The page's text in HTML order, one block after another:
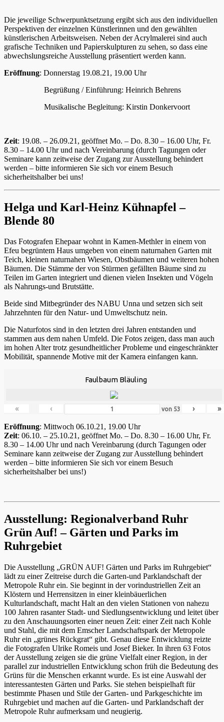
Die jeweilige Schwerpunktsetzung ergibt sich aus den individuellen
Perspektiven der einzelnen Künstlerinnen und den gewählten
künstlerischen Arbeitsweisen. Neben der Acrylmalerei sind auch
grafische Techniken und Papierskulpturen zu sehen, so dass eine
abwechslungsreiche Ausstellung präsentiert werden kann.
Eröffnung: Donnerstag 19.08.21, 19.00 Uhr
Begrüßung / Einführung: Heinrich Behrens
Musikalische Begleitung: Kirstin Donkervoort
Zeit: 19.08. – 26.09.21, geöffnet Mo. – Do. 8.30 – 16.00 Uhr, Fr.
8.30 – 14.00 Uhr und nach Vereinbarung (durch Tagungen oder
Seminare kann zeitweise der Zugang zur Ausstellung behindert
werden – bitte informieren Sie sich vor einem Besuch
sicherheitshalber bei uns!
Helga und Karl-Heinz Kühnapfel –
Blende 80
Das Fotografen Ehepaar wohnt in Kamen-Methler in einem von
Efeu begrüntem Haus umgeben von einem naturnahen Garten mit
Teich, kleinen naturnahen Wiesen, Obstbäumen und weiteren hohen
Bäumen. Die Stämme der von Stürmen gefällten Bäume sind zu
Teilen im Garten integriert und dienen vielen Insekten und Vögeln
als Nahrungs-und Brutstätte.
Beide sind Mitbegründer des NABU Unna und setzen sich seit
Jahrzehnten für den Natur- und Umweltschutz nein.
Die Naturfotos sind in den letzten drei Jahren entstanden und
stammen aus dem nahen Umfeld. Die Fotos zeigen, dass man auch
im hohen Alter trotz gesundheitlicher Probleme und eingeschränkter
Mobilität, spannende Motive mit der Kamera einfangen kann.
Faulbaum Bläuling
« ‹ von 53 › »
Eröffnung: Mittwoch 06.10.21, 19.00 Uhr
Zeit: 06.10. – 25.10.21, geöffnet Mo. – Do. 8.30 – 16.00 Uhr, Fr.
8.30 – 14.00 Uhr und nach Vereinbarung (durch Tagungen oder
Seminare kann zeitweise der Zugang zur Ausstellung behindert
werden – bitte informieren Sie sich vor einem Besuch
sicherheitshalber bei uns!)
Ausstellung: Regionalverband Ruhr
Grün Auf! – Gärten und Parks im
Ruhrgebiet
Die Ausstellung „GRÜN AUF! Gärten und Parks im Ruhrgebiet“
lädt zu einer Zeitreise durch die Garten-und Parklandschaft der
Metropole Ruhr ein. Sie beginnt in der vorindustriellen Zeit an
Klöstern und Herrensitzen in einer kleinbäuerlichen
Kulturlandschaft, macht Halt an den vielen Stationen von nahezu
100 Jahren rasanter Stadt- und Siedlungsentwicklung und leitet über
zu den Anschauungsorten einer neuen Zeit: einer Zeit nach Kohle
und Stahl, die mit dem Emscher Landschaftspark der Metropole
Ruhr ein „grünes Rückgrat“ gibt. Genau diese Entwicklung reizte
die Fotografen Ulrike Romeis und Josef Bieker. In ihren 63 Fotos
der Ausstellung zeigen sie die grüne Vielfalt einer Region, in der
parallel zur industriellen Entwicklung schon früh die Bedeutung des
Grüns für die Menschen erkannt wurde. Es ist eine Auswahl der
interessantesten Gärten und Parks. Sie stehen beispielhaft für
bestimmte Phasen und Stile der Garten- und Parkgeschichte im
Ruhrgebiet und machen auf die Garten- und Parklandschaft der
Metropole Ruhr aufmerksam und neugierig.